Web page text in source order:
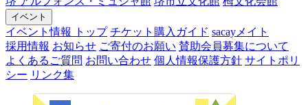
イベント
イベント情報 トップ チケット購入ガイド sacayメイト
採用情報 お知らせ ご寄付のお願い 賛助会員募集について
よくあるご質問 お問い合わせ 個人情報保護方針 サイトポリ
シー リンク集